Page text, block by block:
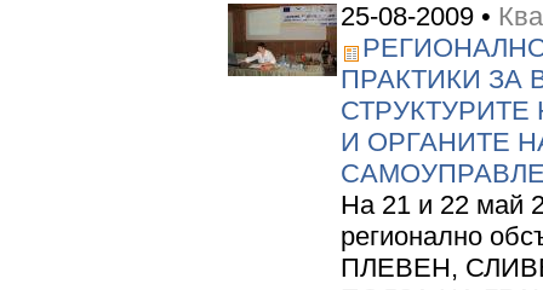
25-08-2009 •
ПРАКТИКИ ЗА
И ОРГАНИТЕ
На 21 и 22 май
регионално
ПЛЕВЕН,